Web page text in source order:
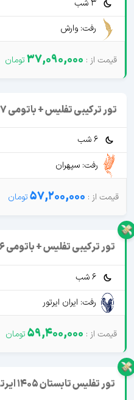
3 شب
رفت: وارش
37,090,000
تور ترکیبی تفلیس + باتومی 7 روزه ویژه تعطیلات 21 مرداد
6 شب
رفت: سپهران
57,200,000
تور ترکیبی تفلیس + باتومی 6 شب ایرتور
6 شب
رفت: ایران ایرتور
59,400,000
تور تفلیس تابستان 1405 ایرتور